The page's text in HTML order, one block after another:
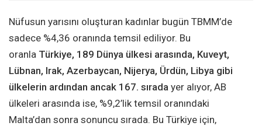
Nüfusun yarısını oluşturan kadınlar bugün TBMM’de
sadece %4,36 oranında temsil ediliyor. Bu
oranla Türkiye, 189 Dünya ülkesi arasında, Kuveyt,
Lübnan, Irak, Azerbaycan, Nijerya, Ürdün, Libya gibi
ülkelerin ardından ancak 167. sırada yer alıyor, AB
ülkeleri arasında ise, %9,2’lik temsil oranındaki
Malta’dan sonra sonuncu sırada. Bu Türkiye için,